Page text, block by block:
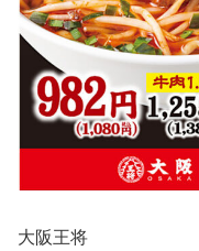
大阪王将